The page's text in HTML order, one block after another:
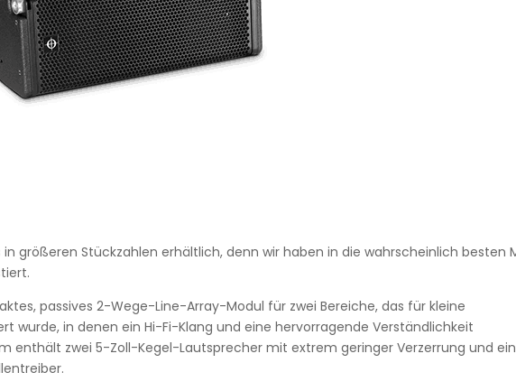
größeren Stückzahlen erhältlich, denn wir haben in die wahrscheinlich besten
passives 2-Wege-Line-Array-Modul für zwei Bereiche, das für kleine
wurde, in denen ein Hi-Fi-Klang und eine hervorragende Verständlichkeit
enthält zwei 5-Zoll-Kegel-Lautsprecher mit extrem geringer Verzerrung und